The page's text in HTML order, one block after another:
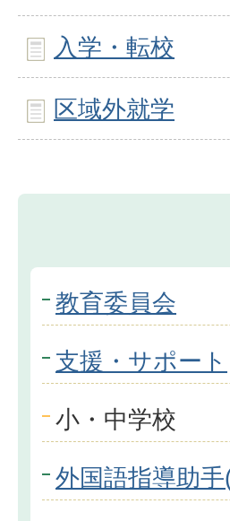
入学・転校
区域外就学
教育委員会
支援・サポート
小・中学校
外国語指導助